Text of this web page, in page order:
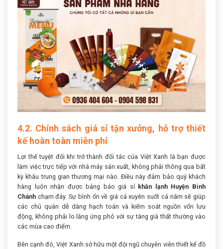
4.2. Chính sách giá sỉ tận xưởng, hỗ trợ thiết
kế hoàn toàn miễn phí
Lợi thế tuyệt đối khi trở thành đối tác của Việt Xanh là bạn được
làm việc trực tiếp với nhà máy sản xuất, không phải thông qua bất
kỳ khâu trung gian thương mại nào. Điều này đảm bảo quý khách
hàng luôn nhận được bảng báo giá sỉ khăn lạnh Huyện Bình
Chánh chạm đáy. Sự bình ổn về giá cả xuyên suốt cả năm sẽ giúp
các chủ quán dễ dàng hạch toán và kiểm soát nguồn vốn lưu
động, không phải lo lắng ứng phó với sự tăng giá thất thường vào
các mùa cao điểm.
Bên cạnh đó, Việt Xanh sở hữu một đội ngũ chuyên viên thiết kế đồ